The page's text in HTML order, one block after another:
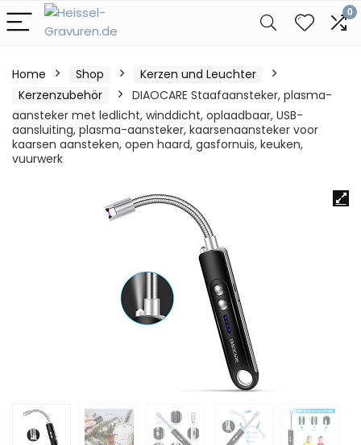
0
Home Shop
Kerzen und Leuchter
Kerzenzubehör
DIAOCARE Staafaansteker, plasma-
aansteker met ledlicht, winddicht, oplaadbaar, USB-
aansluiting, plasma-aansteker, kaarsenaansteker voor
kaarsen aansteken, open haard, gasfornuis, keuken,
vuurwerk